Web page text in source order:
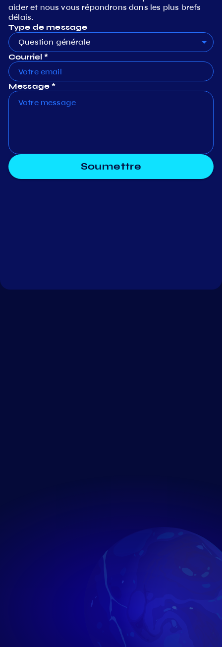
aider et nous vous répondrons dans les plus brefs
délais.
Type de message
Question générale
Courriel *
Message *
Soumettre